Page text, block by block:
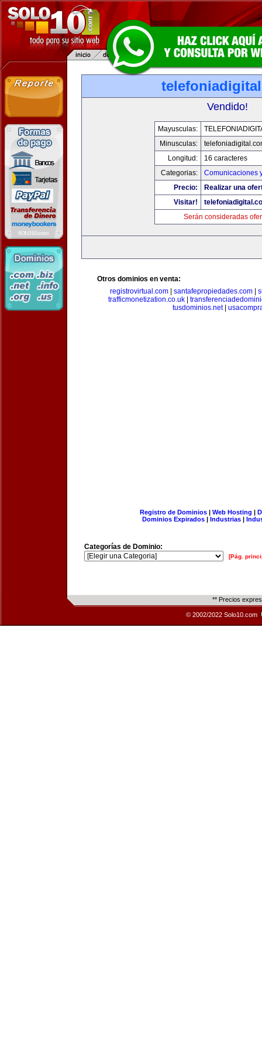
Vendido!
Mayusculas:
Minusculas:
Longitud:
16 caracteres
Categorias:
Comunicaciones
Precio:
Realizar una
Visitar!
Serán consideradas
Otros dominios en venta:
registrovirtual.com
santafepropiedades.com
trafficmonetization.co.uk
tusdominios.net|
Registro de Dominios| Web Hosting |
Dominios Expirados | Industrias |
Categorías de Dominio:
[Pág.
** Precios
© 2002/2022 Solo10.com